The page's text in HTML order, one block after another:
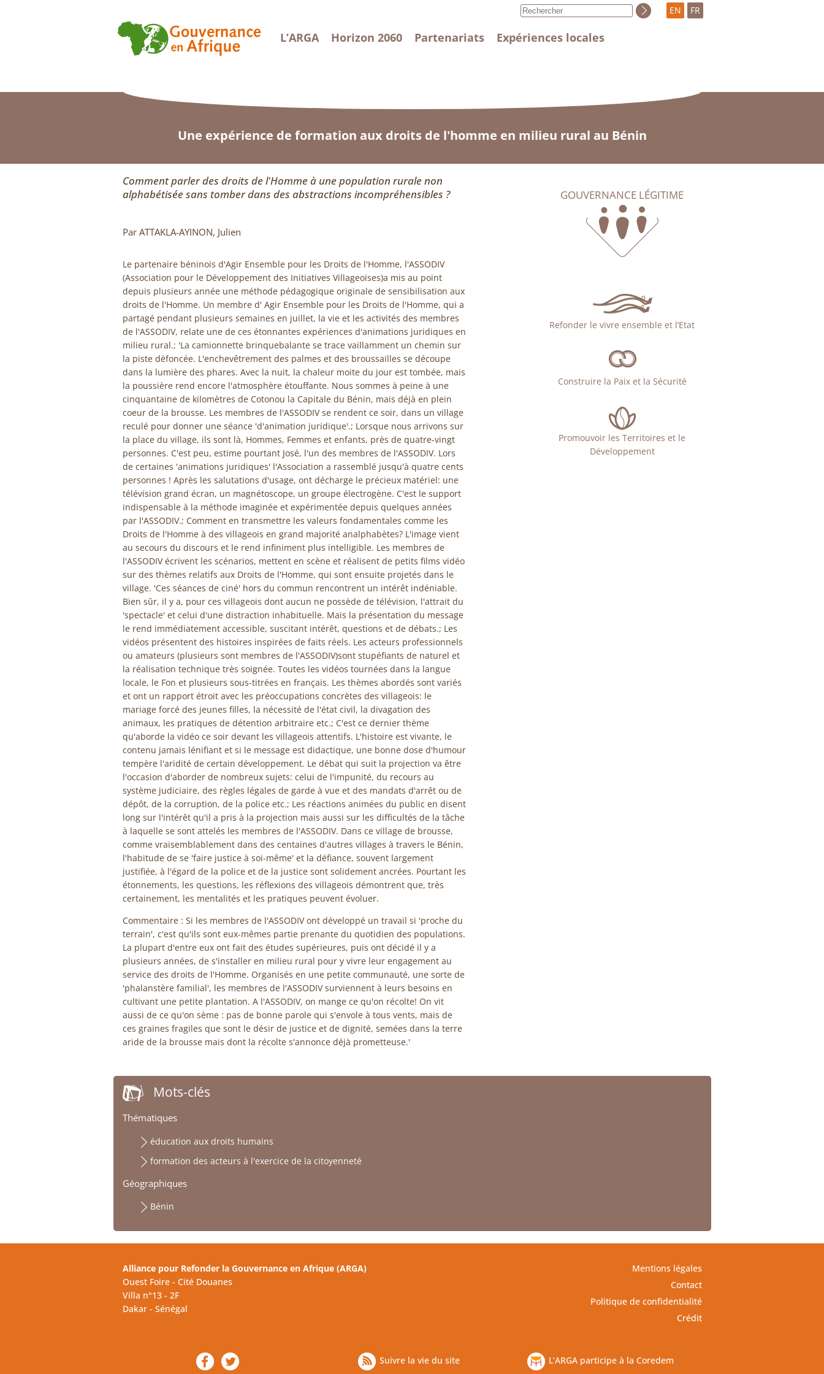
L’ARGA Horizon 2060 Partenariats Expériences locales
EN FR
Une expérience de formation aux droits de l'homme en milieu rural au Bénin
Comment parler des droits de l'Homme à une population rurale non
alphabétisée sans tomber dans des abstractions incompréhensibles ?
Par ATTAKLA-AYINON, Julien
Le partenaire béninois d'Agir Ensemble pour les Droits de l'Homme, l'ASSODIV
(Association pour le Développement des Initiatives Villageoises)a mis au point
depuis plusieurs année une méthode pédagogique originale de sensibilisation aux
droits de l'Homme. Un membre d' Agir Ensemble pour les Droits de l'Homme, qui a
partagé pendant plusieurs semaines en juillet, la vie et les activités des membres
de l'ASSODIV, relate une de ces étonnantes expériences d'animations juridiques en
milieu rural.; 'La camionnette brinquebalante se trace vaillamment un chemin sur
la piste défoncée. L'enchevêtrement des palmes et des broussailles se découpe
dans la lumière des phares. Avec la nuit, la chaleur moite du jour est tombée, mais
la poussière rend encore l'atmosphère étouffante. Nous sommes à peine à une
cinquantaine de kilomètres de Cotonou la Capitale du Bénin, mais déjà en plein
coeur de la brousse. Les membres de l'ASSODIV se rendent ce soir, dans un village
reculé pour donner une séance 'd'animation juridique'.; Lorsque nous arrivons sur
la place du village, ils sont là, Hommes, Femmes et enfants, près de quatre-vingt
personnes. C'est peu, estime pourtant José, l'un des membres de l'ASSODIV. Lors
de certaines 'animations juridiques' l'Association a rassemblé jusqu'à quatre cents
personnes ! Après les salutations d'usage, ont décharge le précieux matériel: une
télévision grand écran, un magnétoscope, un groupe électrogène. C'est le support
indispensable à la méthode imaginée et expérimentée depuis quelques années
par l'ASSODIV.; Comment en transmettre les valeurs fondamentales comme les
Droits de l'Homme à des villageois en grand majorité analphabètes? L'image vient
au secours du discours et le rend infiniment plus intelligible. Les membres de
l'ASSODIV écrivent les scénarios, mettent en scène et réalisent de petits films vidéo
sur des thèmes relatifs aux Droits de l'Homme, qui sont ensuite projetés dans le
village. 'Ces séances de ciné' hors du commun rencontrent un intérêt indéniable.
Bien sûr, il y a, pour ces villageois dont aucun ne possède de télévision, l'attrait du
'spectacle' et celui d'une distraction inhabituelle. Mais la présentation du message
le rend immédiatement accessible, suscitant intérêt, questions et de débats.; Les
vidéos présentent des histoires inspirées de faits réels. Les acteurs professionnels
ou amateurs (plusieurs sont membres de l'ASSODIV)sont stupéfiants de naturel et
la réalisation technique très soignée. Toutes les vidéos tournées dans la langue
locale, le Fon et plusieurs sous-titrées en français. Les thèmes abordés sont variés
et ont un rapport étroit avec les préoccupations concrètes des villageois: le
mariage forcé des jeunes filles, la nécessité de l'état civil, la divagation des
animaux, les pratiques de détention arbitraire etc.; C'est ce dernier thème
qu'aborde la vidéo ce soir devant les villageois attentifs. L'histoire est vivante, le
contenu jamais lénifiant et si le message est didactique, une bonne dose d'humour
tempère l'aridité de certain développement. Le débat qui suit la projection va être
l'occasion d'aborder de nombreux sujets: celui de l'impunité, du recours au
système judiciaire, des règles légales de garde à vue et des mandats d'arrêt ou de
dépôt, de la corruption, de la police etc.; Les réactions animées du public en disent
long sur l'intérêt qu'il a pris à la projection mais aussi sur les difficultés de la tâche
à laquelle se sont attelés les membres de l'ASSODIV. Dans ce village de brousse,
comme vraisemblablement dans des centaines d'autres villages à travers le Bénin,
l'habitude de se 'faire justice à soi-même' et la défiance, souvent largement
justifiée, à l'égard de la police et de la justice sont solidement ancrées. Pourtant les
étonnements, les questions, les réflexions des villageois démontrent que, très
certainement, les mentalités et les pratiques peuvent évoluer.
Commentaire : Si les membres de l'ASSODIV ont développé un travail si 'proche du
terrain', c'est qu'ils sont eux-mêmes partie prenante du quotidien des populations.
La plupart d'entre eux ont fait des études supérieures, puis ont décidé il y a
plusieurs années, de s'installer en milieu rural pour y vivre leur engagement au
service des droits de l'Homme. Organisés en une petite communauté, une sorte de
'phalanstère familial', les membres de l'ASSODIV surviennent à leurs besoins en
cultivant une petite plantation. A l'ASSODIV, on mange ce qu'on récolte! On vit
aussi de ce qu'on sème : pas de bonne parole qui s'envole à tous vents, mais de
ces graines fragiles que sont le désir de justice et de dignité, semées dans la terre
aride de la brousse mais dont la récolte s'annonce déjà prometteuse.'
GOUVERNANCE LÉGITIME
Refonder le vivre ensemble et l’Etat
Construire la Paix et la Sécurité
Promouvoir les Territoires et le
Développement
Mots-clés
Thématiques
éducation aux droits humains
formation des acteurs à l'exercice de la citoyenneté
Géographiques
Bénin
Alliance pour Refonder la Gouvernance en Afrique (ARGA)
Ouest Foire - Cité Douanes
Villa n°13 - 2F
Dakar - Sénégal
Mentions légales
Contact
Politique de confidentialité
Crédit
Suivre la vie du site L’ARGA participe à la Coredem